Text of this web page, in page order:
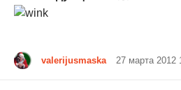
valerijusmaska 27 марта 2012